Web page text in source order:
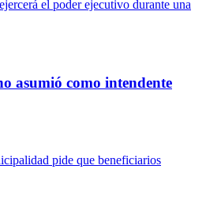
asumió como intendente